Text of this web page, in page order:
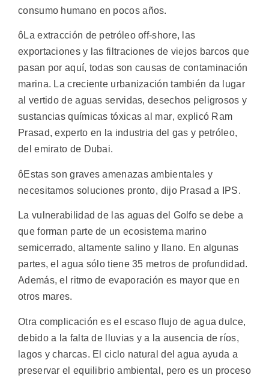
consumo humano en pocos años.
ôLa extracción de petróleo off-shore, las
exportaciones y las filtraciones de viejos barcos que
pasan por aquí, todas son causas de contaminación
marina. La creciente urbanización también da lugar
al vertido de aguas servidas, desechos peligrosos y
sustancias químicas tóxicas al mar, explicó Ram
Prasad, experto en la industria del gas y petróleo,
del emirato de Dubai.
ôEstas son graves amenazas ambientales y
necesitamos soluciones pronto, dijo Prasad a IPS.
La vulnerabilidad de las aguas del Golfo se debe a
que forman parte de un ecosistema marino
semicerrado, altamente salino y llano. En algunas
partes, el agua sólo tiene 35 metros de profundidad.
Además, el ritmo de evaporación es mayor que en
otros mares.
Otra complicación es el escaso flujo de agua dulce,
debido a la falta de lluvias y a la ausencia de ríos,
lagos y charcas. El ciclo natural del agua ayuda a
preservar el equilibrio ambiental, pero es un proceso